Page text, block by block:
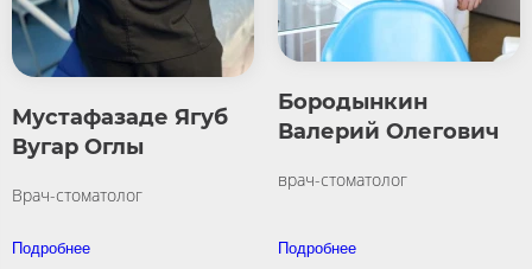
Мустафазаде Ягуб
Вугар Оглы
Врач-стоматолог
Подробнее
Бородынкин
Валерий Олегович
врач-стоматолог
Подробнее